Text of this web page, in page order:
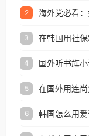
2
3 在韩国用社
4
5
6